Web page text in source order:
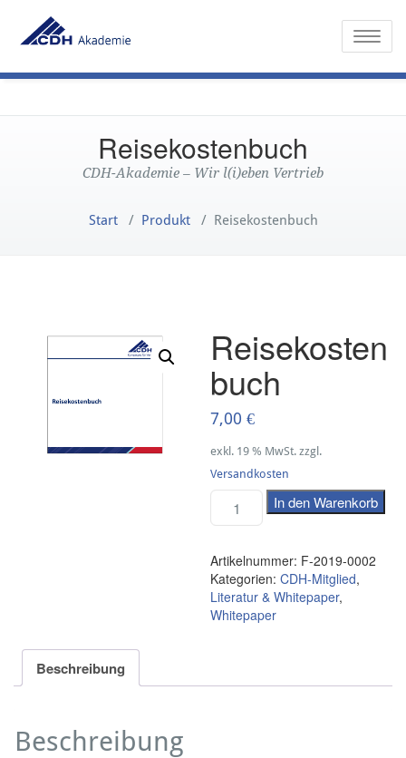
Reisekostenbuch
CDH-Akademie – Wir l(i)eben Vertrieb
Start/ Produkt/ Reisekostenbuch
Reisekosten
buch
7,00€
exkl. 19 % MwSt. zzgl.
Versandkosten
In den Warenkorb
Artikelnummer: F-2019-0002
Kategorien:CDH-Mitglied,
Literatur & Whitepaper,
Whitepaper
Beschreibung
Beschreibung